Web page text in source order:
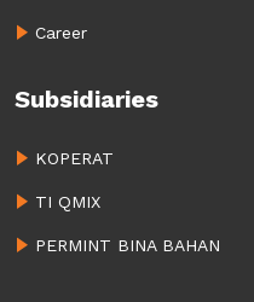
Career
Subsidiaries
KOPERAT
TI QMIX
PERMINT BINA BAHAN